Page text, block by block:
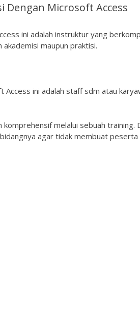
Dengan Microsoft Access
ini adalah instruktur yang
akademisi maupun praktisi.
ini adalah staff sdm atau
melalui sebuah training.
agar tidak membuat peserta